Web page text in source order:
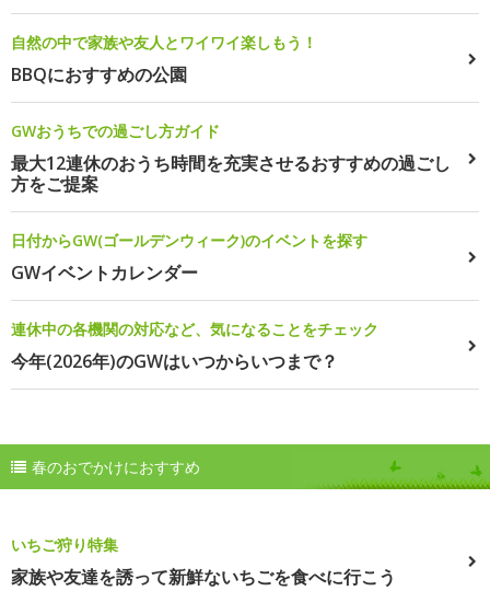
自然の中で家族や友人とワイワイ楽しもう！
BBQにおすすめの公園
GWおうちでの過ごし方ガイド
最大12連休のおうち時間を充実させるおすすめの過ごし
方をご提案
日付からGW(ゴールデンウィーク)のイベントを探す
GWイベントカレンダー
連休中の各機関の対応など、気になることをチェック
今年(2026年)のGWはいつからいつまで？
春のおでかけにおすすめ
いちご狩り特集
家族や友達を誘って新鮮ないちごを食べに行こう